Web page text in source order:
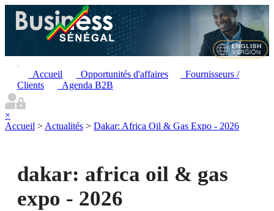
Accueil Opportunités d'affaires
Fournisseurs /
Clients
Agenda B2B
×
Accueil > Actualités > Dakar: Africa Oil & Gas Expo - 2026
dakar: africa oil & gas
expo - 2026